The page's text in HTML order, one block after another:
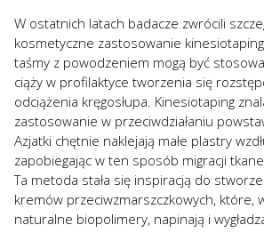
W ostatnich latach badacze zwrócili
kosmetyczne zastosowanie
taśmy z powodzeniem mogą być
ciąży w profilaktyce tworzenia się
odciążenia kręgosłupa. Kinesiotaping
zastosowanie w przeciwdziałaniu
Azjatki chętnie naklejają małe plastry
zapobiegając w ten sposób migracji
Ta metoda stała się inspiracją do
kremów przeciwzmarszczkowych, które,
naturalne biopolimery, napinają i